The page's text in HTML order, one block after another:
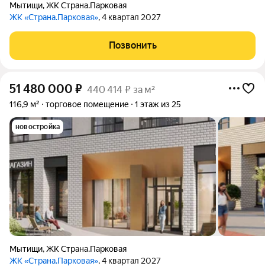
Мытищи,ЖК Страна.Парковая
ЖК «Страна.Парковая», 4 квартал 2027
Позвонить
51 480 000 ₽ 440 414 ₽ за м²
116,9 м² торговое помещение 1 этаж из 25
новостройка
Мытищи,ЖК Страна.Парковая
ЖК «Страна.Парковая», 4 квартал 2027